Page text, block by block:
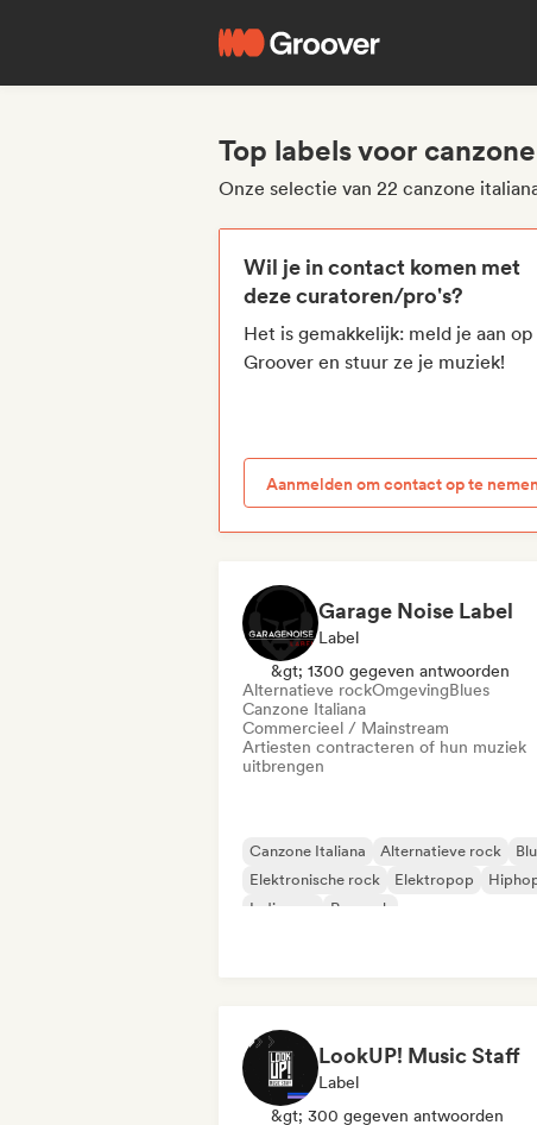
Top labels voor
Onze selectie van 22 canzone
Wil je in contact komen met
deze curatoren/pro's?
Het is gemakkelijk: meld je aan op
Groover en stuur ze je muziek!
Aanmelden om contact op te nemen
Garage Noise Label
Label
&gt; 1300 gegeven antwoorden
Alternatieve rockOmgevingBlues
Canzone Italiana
Commercieel / Mainstream
Artiesten contracteren of hun muziek
uitbrengen
Canzone Italiana Alternatieve rock
Elektronische rock
Elektropop
Indie pop
Poprock
LookUP! Music Staff
Label
&gt; 300 gegeven antwoorden